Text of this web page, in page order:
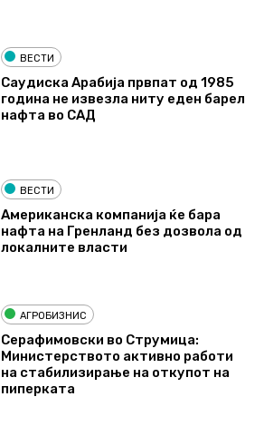
ВЕСТИ
Саудиска Арабија првпат од 1985
година не извезла ниту еден барел
нафта во САД
ВЕСТИ
Американска компанија ќе бара
нафта на Гренланд без дозвола од
локалните власти
АГРОБИЗНИС
Серафимовски во Струмица:
Министерството активно работи
на стабилизирање на откупот на
пиперката